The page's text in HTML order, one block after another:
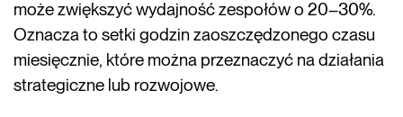
może zwiększyć wydajność zespołów o 20–30%.
Oznacza to setki godzin zaoszczędzonego czasu
miesięcznie, które można przeznaczyć na działania
strategiczne lub rozwojowe.